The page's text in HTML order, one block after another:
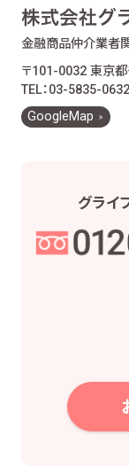
あるこ
お客様
お客
お客
義務の
ため
一部
お取
の皆
当社
は会
令に基
役職
め
金融商品仲介業者
〒101-0032 東京
TEL：03-5835-0632
GoogleMap
グライ